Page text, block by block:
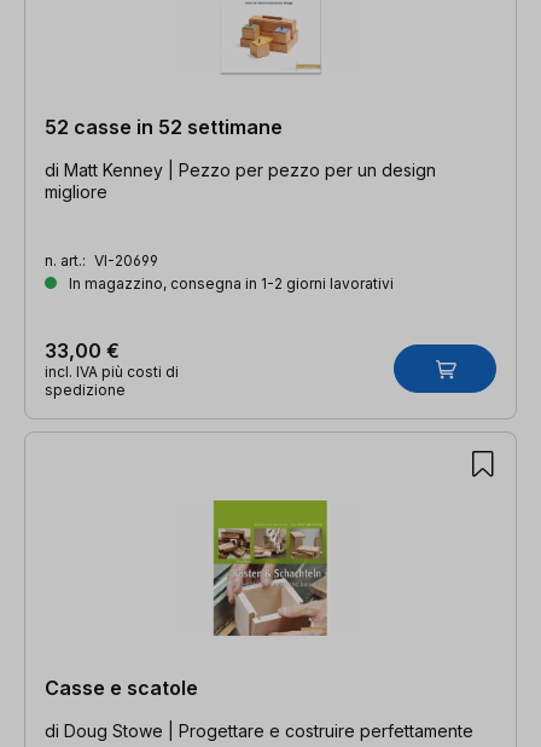
52 casse in 52 settimane
di Matt Kenney | Pezzo per pezzo per un design
migliore
n. art.: VI-20699
In magazzino, consegna in 1-2 giorni lavorativi
33,00 €
incl. IVA più costi di
spedizione
Casse e scatole
di Doug Stowe | Progettare e costruire perfettamente